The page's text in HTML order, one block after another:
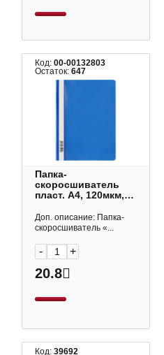
Код:00-00132803
Остаток:647
Папка-
скоросшиватель
пласт. А4, 120мкм,
СТАММ
Доп. описание: Папка-
скоросшиватель «...
- +
20.8
Код:39692